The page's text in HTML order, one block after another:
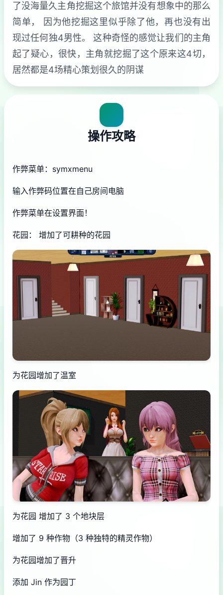
了没海量久主角挖掘这个旅馆并没有想象中的那么
简单， 因为他挖掘这里似乎除了他，再也没有出
现过任何独4男性。 这种奇怪的感觉让我们的主角
起了疑心，很快，主角就挖掘了这个原来这4切，
居然都是4场精心策划很久的阴谋
操作攻略
作弊菜单：symxmenu
输入作弊码位置在自己房间电脑
作弊菜单在设置界面！
花园： 增加了可耕种的花园
为花园增加了温室
为花园 增加了 3 个地块层
增加了 9 种作物（3 种独特的精灵作物）
为花园增加了晋升
添加 Jin 作为园丁